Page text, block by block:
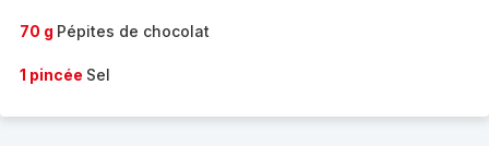
70 g Pépites de chocolat
1 pincée Sel